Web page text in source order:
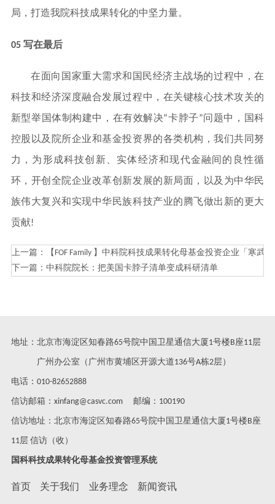
局，打造我院科技成果转化的中坚力量。
05 写在最后
在面向国家重大需求和国民经济主战场的过程中，在
科技和经济深度融合发展过程中，在关键核心技术攻关的
新型举国体制构建中，在有效解决“卡脖子”问题中，国科
控股以及院所企业和基金投资界的各类机构，我们共同努
力，为形成科技创新、实体经济和现代金融间的良性循
环，开创全院企业改革创新发展的新局面，以及为中华民
族伟大复兴和实现中华民族科技产业的腾飞做出新的更大
贡献!
上一篇：
【FOF Family 】中科院科技成果转化母基金投资企业「寒武
下一篇： 中科院院长：把美国卡脖子清单变成科研清单
地址：北京市海淀区知春路65号院中国卫星通信大厦1号楼B座11层
广州办公室（广州市黄埔区开源大道136号A栋2层）
电话：010-82652888
信访邮箱：xinfang@casvc.com 邮编：100190
信访地址：北京市海淀区知春路65号院中国卫星通信大厦1号楼B座
11层 信访（收）
国科科技成果转化母基金投资管理系统
首页 关于我们 业务理念 新闻资讯